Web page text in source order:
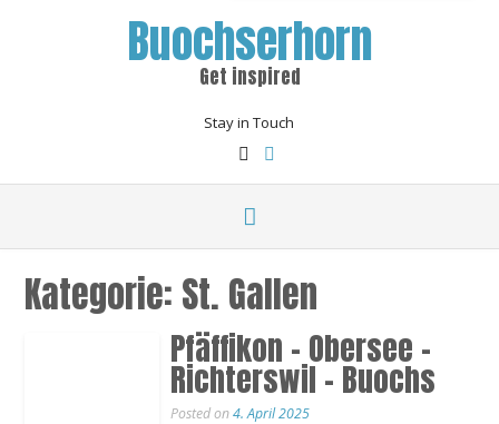
Buochserhorn
Get inspired
Stay in Touch
Kategorie: St. Gallen
Pfäffikon – Obersee –
Richterswil – Buochs
Posted on4. April 2025